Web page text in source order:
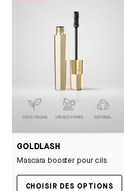
GOLDLASH
Mascara booster pour cils
CHOISIR DES OPTIONS